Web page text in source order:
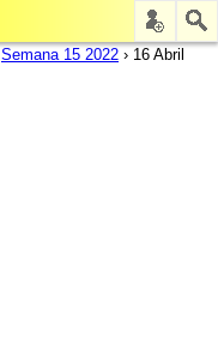
Semana 15 2022 › 16 Abril